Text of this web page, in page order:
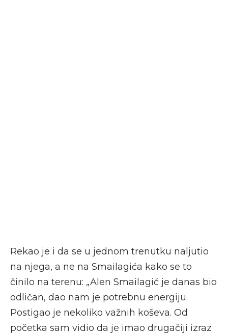
Rekao je i da se u jednom trenutku naljutio
na njega, a ne na Smailagića kako se to
činilo na terenu: „Alen Smailagić je danas bio
odličan, dao nam je potrebnu energiju.
Postigao je nekoliko važnih koševa. Od
početka sam vidio da je imao drugačiji izraz